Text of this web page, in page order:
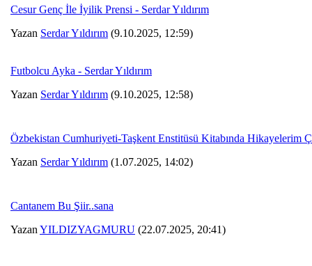
Cesur Genç İle İyilik Prensi - Serdar Yıldırım
Yazan Serdar Yıldırım (9.10.2025, 12:59)
Futbolcu Ayka - Serdar Yıldırım
Yazan Serdar Yıldırım (9.10.2025, 12:58)
Özbekistan Cumhuriyeti-Taşkent Enstitüsü Kitabında Hikayelerim
Yazan Serdar Yıldırım (1.07.2025, 14:02)
Cantanem Bu Şiir..sana
Yazan YILDIZYAGMURU (22.07.2025, 20:41)